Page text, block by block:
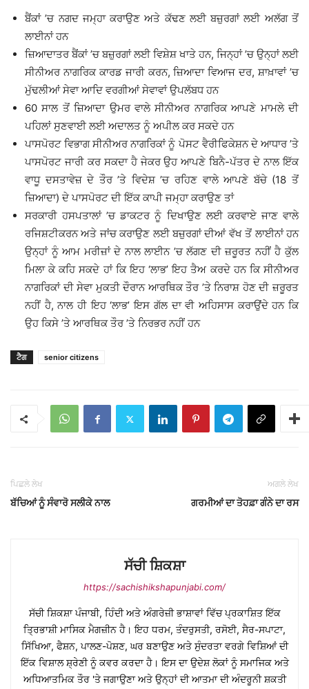
ਬੈਂਕਾਂ ’ਚ ਨਗਦ ਜਮ੍ਹਾ ਕਰਾਉਣ ਅਤੇ ਕੱਢਣ ਲਈ ਬਜ਼ੁਰਗਾਂ ਲਈ ਅਲੱਗ ਤੋਂ
ਲਾਈਨਾਂ ਹਨ
ਜ਼ਿਆਦਾਤਰ ਬੈਂਕਾਂ ’ਚ ਬਜ਼ੁਰਗਾਂ ਲਈ ਵਿਸ਼ੇਸ਼ ਖਾਤੇ ਹਨ, ਜਿਨ੍ਹਾਂ ’ਚ ਉਨ੍ਹਾਂ ਲਈ
ਸੀਨੀਅਰ ਨਾਗਰਿਕ ਕਾਰਡ ਜਾਰੀ ਕਰਨ, ਜ਼ਿਆਦਾ ਵਿਆਜ ਦਰ, ਸ਼ਾਖ਼ਾਵਾਂ ’ਚ
ਮੁੱਢਲੀਆਂ ਸੇਵਾ ਆਦਿ ਵਰਗੀਆਂ ਸੇਵਾਵਾਂ ਉਪਲੱਬਧ ਹਨ
60 ਸਾਲ ਤੋਂ ਜ਼ਿਆਦਾ ਉਮਰ ਵਾਲੇ ਸੀਨੀਅਰ ਨਾਗਰਿਕ ਆਪਣੇ ਮਾਮਲੇ ਦੀ
ਪਹਿਲਾਂ ਸੁਣਵਾਈ ਲਈ ਅਦਾਲਤ ਨੂੰ ਅਪੀਲ ਕਰ ਸਕਦੇ ਹਨ
ਪਾਸਪੋਰਟ ਵਿਭਾਗ ਸੀਨੀਅਰ ਨਾਗਰਿਕਾਂ ਨੂੰ ਪੋਸਟ ਵੈਰੀਫਿਕੇਸ਼ਨ ਦੇ ਆਧਾਰ ’ਤੇ
ਪਾਸਪੋਰਟ ਜਾਰੀ ਕਰ ਸਕਦਾ ਹੈ ਜੇਕਰ ਉਹ ਆਪਣੇ ਬਿਨੈ-ਪੱਤਰ ਦੇ ਨਾਲ ਇੱਕ
ਵਾਧੂ ਦਸਤਾਵੇਜ਼ ਦੇ ਤੌਰ ’ਤੇ ਵਿਦੇਸ਼ ’ਚ ਰਹਿਣ ਵਾਲੇ ਆਪਣੇ ਬੱਚੇ (18 ਤੋਂ
ਜ਼ਿਆਦਾ) ਦੇ ਪਾਸਪੋਰਟ ਦੀ ਇੱਕ ਕਾਪੀ ਜਮ੍ਹਾ ਕਰਾਉਣ ਤਾਂ
ਸਰਕਾਰੀ ਹਸਪਤਾਲਾਂ ’ਚ ਡਾਕਟਰ ਨੂੰ ਦਿਖਾਉਣ ਲਈ ਕਰਵਾਏ ਜਾਣ ਵਾਲੇ
ਰਜਿਸ਼ਟੀਕਰਨ ਅਤੇ ਜਾਂਚ ਕਰਾਉਣ ਲਈ ਬਜ਼ੁਰਗਾਂ ਦੀਆਂ ਵੱਖ ਤੋਂ ਲਾਈਨਾਂ ਹਨ
ਉਨ੍ਹਾਂ ਨੂੰ ਆਮ ਮਰੀਜ਼ਾਂ ਦੇ ਨਾਲ ਲਾਈਨ ’ਚ ਲੱਗਣ ਦੀ ਜ਼ਰੂਰਤ ਨਹੀਂ ਹੈ ਕੁੱਲ
ਮਿਲਾ ਕੇ ਕਹਿ ਸਕਦੇ ਹਾਂ ਕਿ ਇਹ ‘ਲਾਭ’ ਇਹ ਤੈਅ ਕਰਦੇ ਹਨ ਕਿ ਸੀਨੀਅਰ
ਨਾਗਰਿਕਾਂ ਦੀ ਸੇਵਾ ਮੁਕਤੀ ਦੌਰਾਨ ਆਰਥਿਕ ਤੌਰ ’ਤੇ ਨਿਰਾਸ਼ ਹੋਣ ਦੀ ਜ਼ਰੂਰਤ
ਨਹੀਂ ਹੈ, ਨਾਲ ਹੀ ਇਹ ‘ਲਾਭ’ ਇਸ ਗੱਲ ਦਾ ਵੀ ਅਹਿਸਾਸ ਕਰਾਉਂਦੇ ਹਨ ਕਿ
ਉਹ ਕਿਸੇ ’ਤੇ ਆਰਥਿਕ ਤੌਰ ’ਤੇ ਨਿਰਭਰ ਨਹੀਂ ਹਨ
ਟੈਗ senior citizens
ਪਿਛਲੇ ਲੇਖ
ਬੱਚਿਆਂ ਨੂੰ ਸੰਵਾਰੋ ਸਲੀਕੇ ਨਾਲ
ਅਗਲੇ ਲੇਖ
ਗਰਮੀਆਂ ਦਾ ਤੋਹਫ਼ਾ ਗੰਨੇ ਦਾ ਰਸ
ਸੱਚੀ ਸ਼ਿਕਸ਼ਾ
https://sachishikshapunjabi.com/
ਸੱਚੀ ਸ਼ਿਕਸ਼ਾ ਪੰਜਾਬੀ, ਹਿੰਦੀ ਅਤੇ ਅੰਗਰੇਜ਼ੀ ਭਾਸ਼ਾਵਾਂ ਵਿੱਚ ਪ੍ਰਕਾਸ਼ਿਤ ਇੱਕ
ਤ੍ਰਿਭਾਸ਼ੀ ਮਾਸਿਕ ਮੈਗਜ਼ੀਨ ਹੈ। ਇਹ ਧਰਮ, ਤੰਦਰੁਸਤੀ, ਰਸੋਈ, ਸੈਰ-ਸਪਾਟਾ,
ਸਿੱਖਿਆ, ਫੈਸ਼ਨ, ਪਾਲਣ-ਪੋਸ਼ਣ, ਘਰ ਬਣਾਉਣ ਅਤੇ ਸੁੰਦਰਤਾ ਵਰਗੇ ਵਿਸ਼ਿਆਂ ਦੀ
ਇੱਕ ਵਿਸ਼ਾਲ ਸ਼੍ਰੇਣੀ ਨੂੰ ਕਵਰ ਕਰਦਾ ਹੈ। ਇਸ ਦਾ ਉਦੇਸ਼ ਲੋਕਾਂ ਨੂੰ ਸਮਾਜਿਕ ਅਤੇ
ਅਧਿਆਤਮਿਕ ਤੌਰ 'ਤੇ ਜਗਾਉਣਾ ਅਤੇ ਉਨ੍ਹਾਂ ਦੀ ਆਤਮਾ ਦੀ ਅੰਦਰੂਨੀ ਸ਼ਕਤੀ